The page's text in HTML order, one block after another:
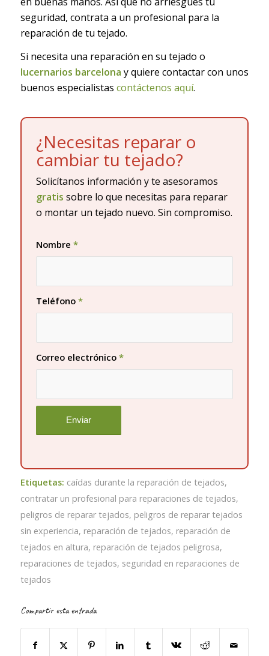
seguridad, contrata a un profesional para la
reparación de tu tejado.
Si necesita una reparación en su tejado o
lucernarios barcelona y quiere contactar con unos
buenos especialistas contáctenos aquí.
¿Necesitas reparar o
cambiar tu tejado?
Solicítanos información y te asesoramos
gratis sobre lo que necesitas para reparar
o montar un tejado nuevo. Sin compromiso.
Nombre *
Teléfono *
Correo electrónico *
Etiquetas: caídas durante la reparación de tejados,
contratar un profesional para reparaciones de tejados,
peligros de reparar tejados, peligros de reparar tejados
sin experiencia, reparación de tejados, reparación de
tejados en altura, reparación de tejados peligrosa,
reparaciones de tejados, seguridad en reparaciones de
tejados
Compartir esta entrada